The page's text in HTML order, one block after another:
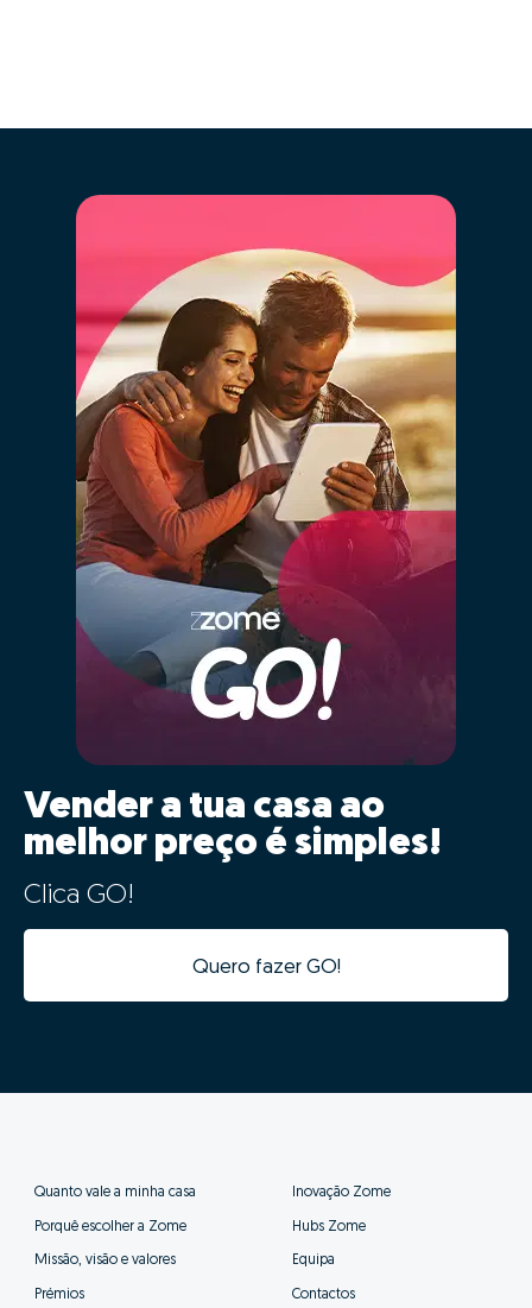
Vender a tua casa ao
melhor preço é simples!
Clica GO!
Quero fazer GO!
Quanto vale a minha casa
Porquê escolher a Zome
Missão, visão e valores
Prémios
Inovação Zome
Hubs Zome
Equipa
Contactos